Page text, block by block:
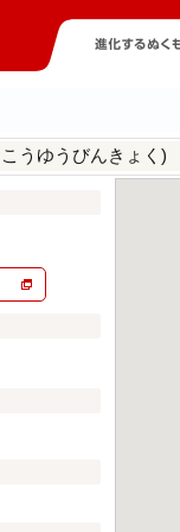
うゆうびんきょく)